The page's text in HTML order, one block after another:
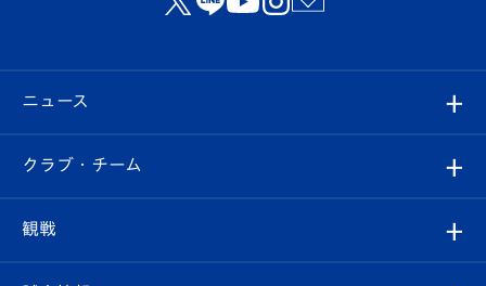
ニュース
すべて
クラブ
クラブ・チーム
観戦